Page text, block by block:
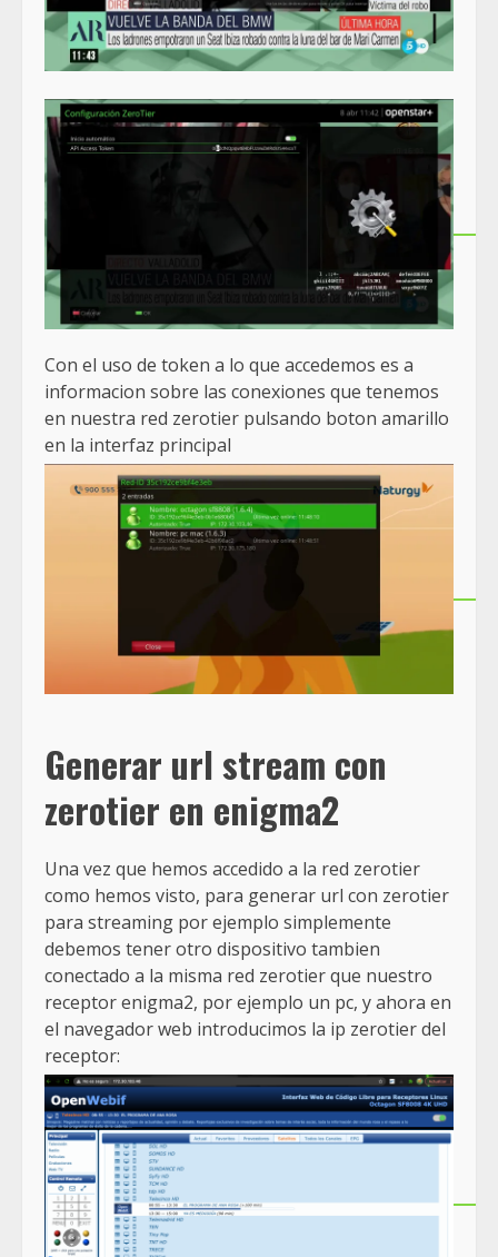
Con el uso de token a lo que accedemos es a
informacion sobre las conexiones que tenemos
en nuestra red zerotier pulsando boton amarillo
en la interfaz principal
Generar url stream con
zerotier en enigma2
Una vez que hemos accedido a la red zerotier
como hemos visto, para generar url con zerotier
para streaming por ejemplo simplemente
debemos tener otro dispositivo tambien
conectado a la misma red zerotier que nuestro
receptor enigma2, por ejemplo un pc, y ahora en
el navegador web introducimos la ip zerotier del
receptor: